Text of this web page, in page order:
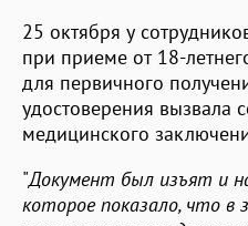
25 октября у
при приеме от 18-
для первичного
удостоверения вызвала
медицинского
"Документ был изъят и
которое показало, что в